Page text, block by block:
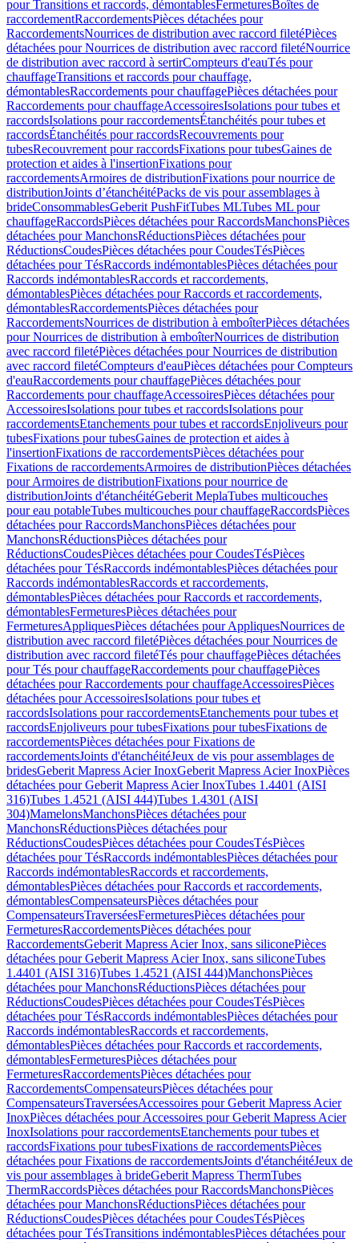
pour Transitions et raccords, démontablesFermeturesBoîtes de
raccordementRaccordementsPièces détachées pour
RaccordementsNourrices de distribution avec raccord filetéPièces
détachées pour Nourrices de distribution avec raccord filetéNourrice
de distribution avec raccord à sertirCompteurs d'eauTés pour
chauffageTransitions et raccords pour chauffage,
démontablesRaccordements pour chauffagePièces détachées pour
Raccordements pour chauffageAccessoiresIsolations pour tubes et
raccordsIsolations pour raccordementsÉtanchéités pour tubes et
raccordsÉtanchéités pour raccordsRecouvrements pour
tubesRecouvrement pour raccordsFixations pour tubesGaines de
protection et aides à l'insertionFixations pour
raccordementsArmoires de distributionFixations pour nourrice de
distributionJoints d’étanchéitéPacks de vis pour assemblages à
brideConsommablesGeberit PushFitTubes MLTubes ML pour
chauffageRaccordsPièces détachées pour RaccordsManchonsPièces
détachées pour ManchonsRéductionsPièces détachées pour
RéductionsCoudesPièces détachées pour CoudesTésPièces
détachées pour TésRaccords indémontablesPièces détachées pour
Raccords indémontablesRaccords et raccordements,
démontablesPièces détachées pour Raccords et raccordements,
démontablesRaccordementsPièces détachées pour
RaccordementsNourrices de distribution à emboîterPièces détachées
pour Nourrices de distribution à emboîterNourrices de distribution
avec raccord filetéPièces détachées pour Nourrices de distribution
avec raccord filetéCompteurs d'eauPièces détachées pour Compteurs
d'eauRaccordements pour chauffagePièces détachées pour
Raccordements pour chauffageAccessoiresPièces détachées pour
AccessoiresIsolations pour tubes et raccordsIsolations pour
raccordementsEtanchements pour tubes et raccordsEnjoliveurs pour
tubesFixations pour tubesGaines de protection et aides à
l'insertionFixations de raccordementsPièces détachées pour
Fixations de raccordementsArmoires de distributionPièces détachées
pour Armoires de distributionFixations pour nourrice de
distributionJoints d'étanchéitéGeberit MeplaTubes multicouches
pour eau potableTubes multicouches pour chauffageRaccordsPièces
détachées pour RaccordsManchonsPièces détachées pour
ManchonsRéductionsPièces détachées pour
RéductionsCoudesPièces détachées pour CoudesTésPièces
détachées pour TésRaccords indémontablesPièces détachées pour
Raccords indémontablesRaccords et raccordements,
démontablesPièces détachées pour Raccords et raccordements,
démontablesFermeturesPièces détachées pour
FermeturesAppliquesPièces détachées pour AppliquesNourrices de
distribution avec raccord filetéPièces détachées pour Nourrices de
distribution avec raccord filetéTés pour chauffagePièces détachées
pour Tés pour chauffageRaccordements pour chauffagePièces
détachées pour Raccordements pour chauffageAccessoiresPièces
détachées pour AccessoiresIsolations pour tubes et
raccordsIsolations pour raccordementsEtanchements pour tubes et
raccordsEnjoliveurs pour tubesFixations pour tubesFixations de
raccordementsPièces détachées pour Fixations de
raccordementsJoints d'étanchéitéJeux de vis pour assemblages de
bridesGeberit Mapress Acier InoxGeberit Mapress Acier InoxPièces
détachées pour Geberit Mapress Acier InoxTubes 1.4401 (AISI
316)Tubes 1.4521 (AISI 444)Tubes 1.4301 (AISI
304)MamelonsManchonsPièces détachées pour
ManchonsRéductionsPièces détachées pour
RéductionsCoudesPièces détachées pour CoudesTésPièces
détachées pour TésRaccords indémontablesPièces détachées pour
Raccords indémontablesRaccords et raccordements,
démontablesPièces détachées pour Raccords et raccordements,
démontablesCompensateursPièces détachées pour
CompensateursTraverséesFermeturesPièces détachées pour
FermeturesRaccordementsPièces détachées pour
RaccordementsGeberit Mapress Acier Inox, sans siliconePièces
détachées pour Geberit Mapress Acier Inox, sans siliconeTubes
1.4401 (AISI 316)Tubes 1.4521 (AISI 444)ManchonsPièces
détachées pour ManchonsRéductionsPièces détachées pour
RéductionsCoudesPièces détachées pour CoudesTésPièces
détachées pour TésRaccords indémontablesPièces détachées pour
Raccords indémontablesRaccords et raccordements,
démontablesPièces détachées pour Raccords et raccordements,
démontablesFermeturesPièces détachées pour
FermeturesRaccordementsPièces détachées pour
RaccordementsCompensateursPièces détachées pour
CompensateursTraverséesAccessoires pour Geberit Mapress Acier
InoxPièces détachées pour Accessoires pour Geberit Mapress Acier
InoxIsolations pour raccordementsEtanchements pour tubes et
raccordsFixations pour tubesFixations de raccordementsPièces
détachées pour Fixations de raccordementsJoints d'étanchéitéJeux de
vis pour assemblages à brideGeberit Mapress ThermTubes
ThermRaccordsPièces détachées pour RaccordsManchonsPièces
détachées pour ManchonsRéductionsPièces détachées pour
RéductionsCoudesPièces détachées pour CoudesTésPièces
détachées pour TésTransitions indémontablesPièces détachées pour